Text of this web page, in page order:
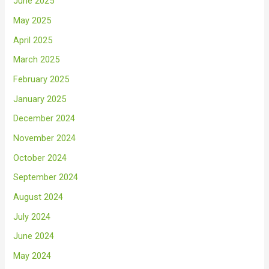
May 2025
April 2025
March 2025
February 2025
January 2025
December 2024
November 2024
October 2024
September 2024
August 2024
July 2024
June 2024
May 2024